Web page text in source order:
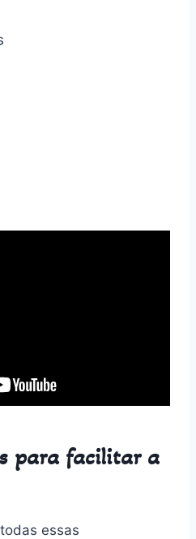
para facilitar a
essas